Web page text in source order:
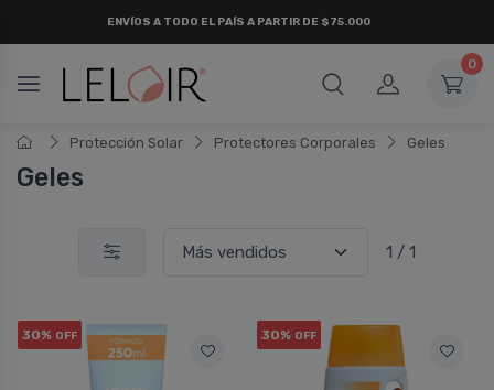
ENVÍOS A TODO EL PAÍS A PARTIR DE $75.000
0
Protección Solar Protectores Corporales Geles
Geles
1 / 1
30% OFF 30% OFF